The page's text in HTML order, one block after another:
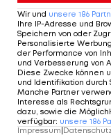
Damit halten
Die Vienna
da sie im
Spiel mit 35:3
beide Klubs fix
Auch auf
Prague Black
Wir und unsere 186
Ihre IP-Adresse und
Speichern von oder
Personalisierte
der Performance von
und Verbesserung von
Diese Zwecke können
und Identifikation durch
Manche Partner
Interesse als
dazu, sowie die
verfügbar: unsere 186
Impressum